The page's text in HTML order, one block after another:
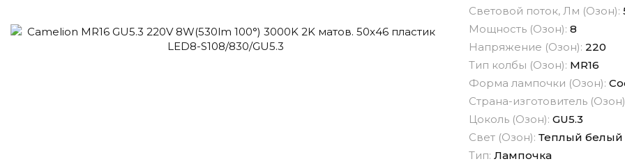
Световой поток, Лм (Озон):
Мощность (Озон): 8
Напряжение (Озон): 220
Тип колбы (Озон): MR16
Форма лампочки (Озон):
Страна-изготовитель
Цоколь (Озон): GU5.3
Свет (Озон): Теплый белый
Тип: Лампочка